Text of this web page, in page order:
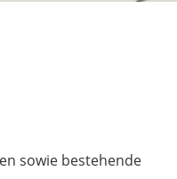
sowie bestehende